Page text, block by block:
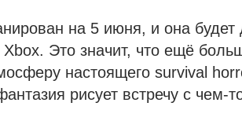
на 5 июня, и она будет
Это значит, что ещё
настоящего survival
рисует встречу с